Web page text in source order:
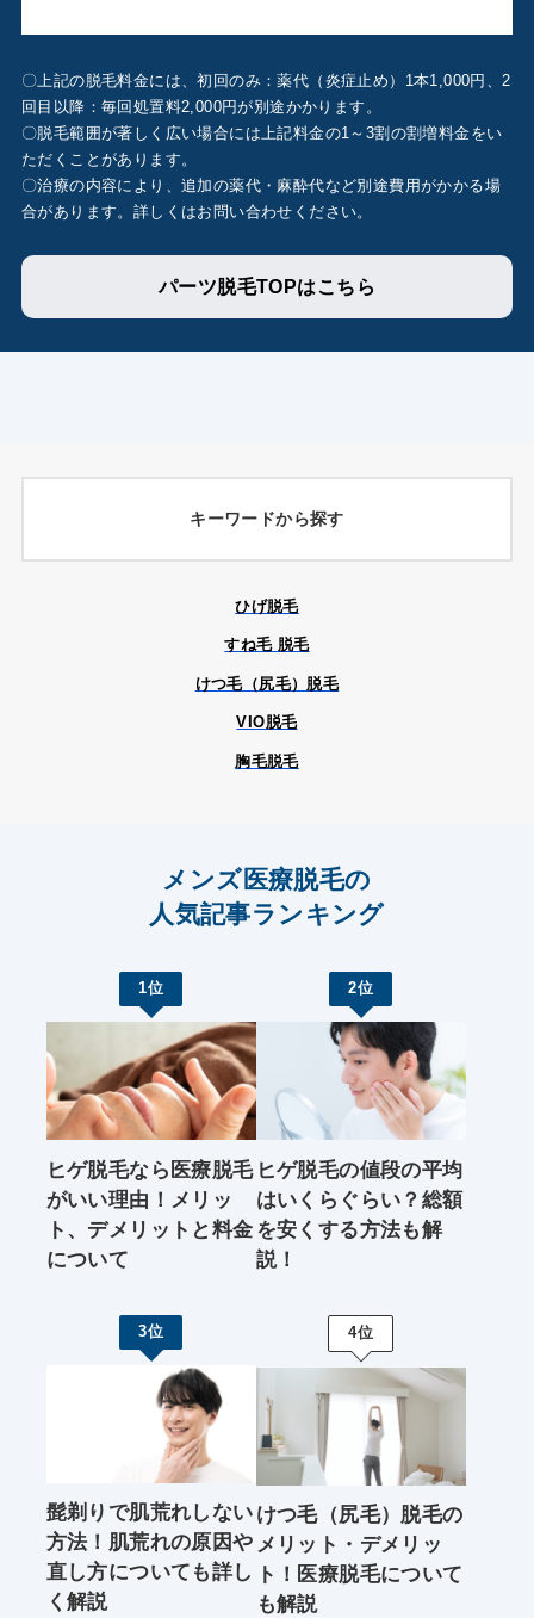
〇上記の脱毛料金には、初回のみ：薬代（炎症止め）1本1,000円、2
回目以降：毎回処置料2,000円が別途かかります。
〇脱毛範囲が著しく広い場合には上記料金の1～3割の割増料金をい
ただくことがあります。
〇治療の内容により、追加の薬代・麻酔代など別途費用がかかる場
合があります。詳しくはお問い合わせください。
パーツ脱毛TOPはこちら
キーワードから探す
ひげ脱毛
すね毛 脱毛
けつ毛（尻毛）脱毛
VIO脱毛
胸毛脱毛
メンズ医療脱毛の
人気記事ランキング
1位
ヒゲ脱毛なら医療脱毛
がいい理由！メリッ
ト、デメリットと料金
について
2位
ヒゲ脱毛の値段の平均
はいくらぐらい？総額
を安くする方法も解
説！
3位
髭剃りで肌荒れしない
方法！肌荒れの原因や
直し方についても詳し
く解説
4位
けつ毛（尻毛）脱毛の
メリット・デメリッ
ト！医療脱毛について
も解説